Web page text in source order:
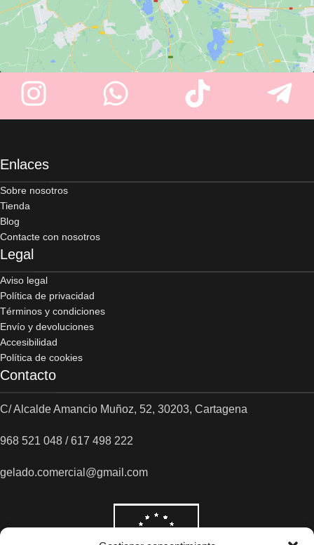
Enlaces
Sobre nosotros
Tienda
Blog
Contacte con nosotros
Legal
Aviso legal
Política de privacidad
Términos y condiciones
Envío y devoluciones
Accesibilidad
Política de cookies
Contacto
C/ Alcalde Amancio Muñoz, 52, 30203, Cartagena
968 521 048 / 617 498 222
gelado.comercial@gmail.com